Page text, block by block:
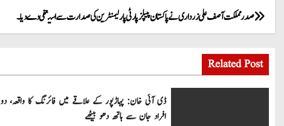
P
o
s
صدر مملکت آصف علی زرداری نے پاکستان پیپلز پارٹی پارلیمنٹرین کی صدارت سے استعفی دے دیا۔
Related Post
ڈی آئی خان: پہاڑپور کے علاقے میں فائرنگ کا واقعہ، دو
افراد جان سے ہاتھ دھو بیٹھے